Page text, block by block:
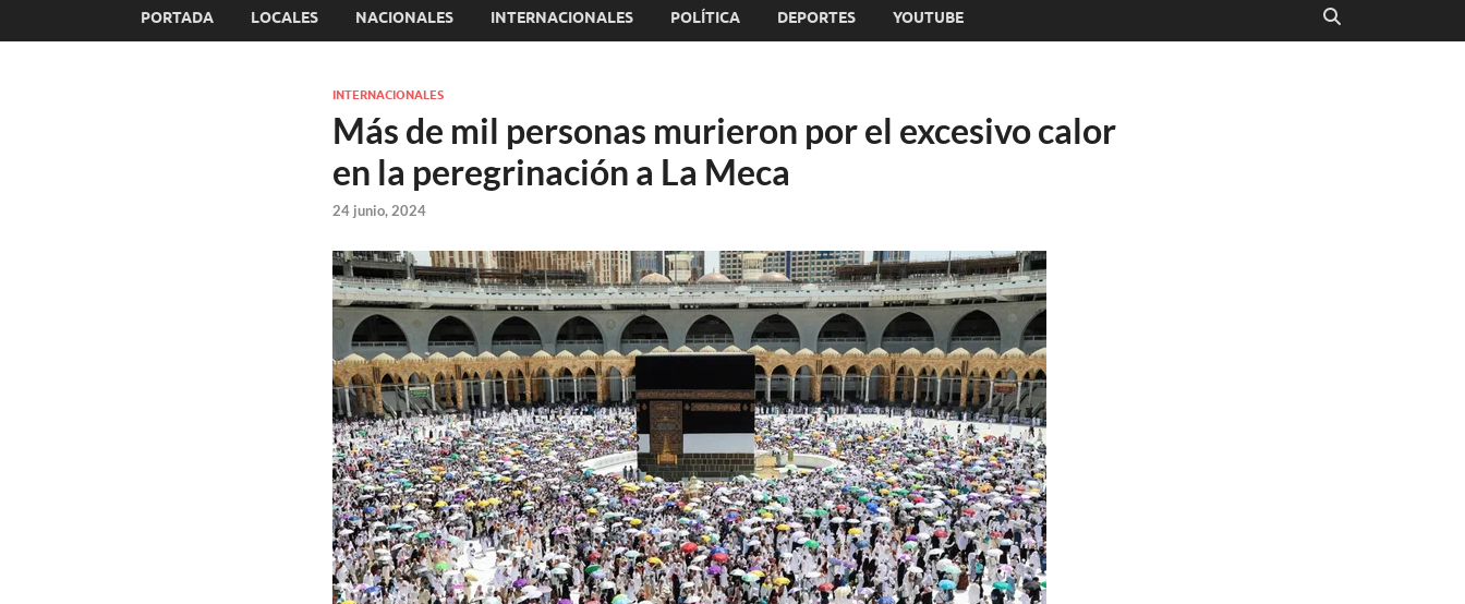
PORTADA LOCALES NACIONALES INTERNACIONALES POLÍTICA DEPORTES YOUTUBE
INTERNACIONALES
Más de mil personas murieron por el excesivo calor
en la peregrinación a La Meca
24 junio, 2024